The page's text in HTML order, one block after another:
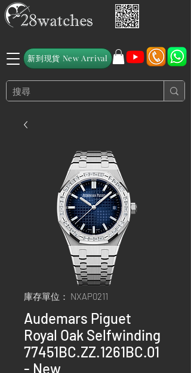
新到現貨 New Arrival
庫存單位： NXAP0211
Audemars Piguet
Royal Oak Selfwinding
77451BC.ZZ.1261BC.01
- New